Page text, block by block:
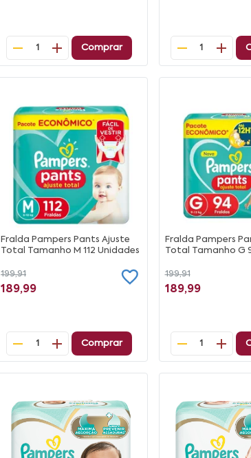
1 Comprar 1
Fralda Pampers Pants Ajuste
Total Tamanho M 112 Unidades
199,91
189,99
1 Comprar
Fralda Pampers
Total Tamanho G
199,91
189,99
1